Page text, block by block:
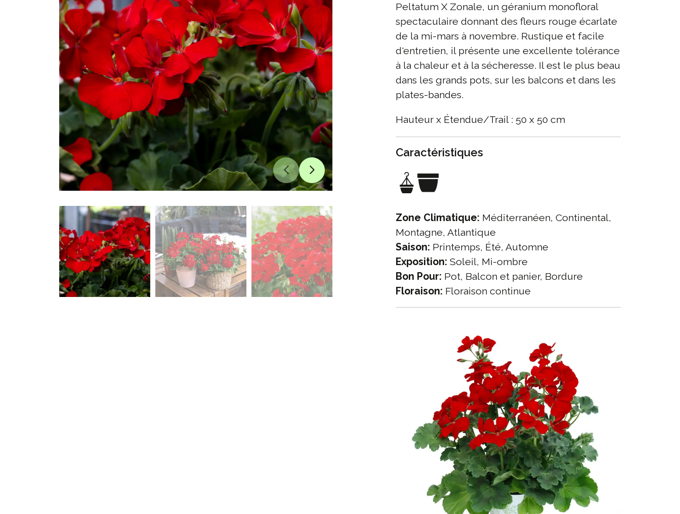
Peltatum X Zonale, un géranium monofloral
spectaculaire donnant des fleurs rouge écarlate
de la mi-mars à novembre. Rustique et facile
d'entretien, il présente une excellente tolérance
à la chaleur et à la sécheresse. Il est le plus beau
dans les grands pots, sur les balcons et dans les
plates-bandes.
Hauteur x Étendue/Trail : 50 x 50 cm
Caractéristiques
Zone Climatique: Méditerranéen, Continental,
Montagne, Atlantique
Saison: Printemps, Été, Automne
Exposition: Soleil, Mi-ombre
Bon Pour: Pot, Balcon et panier, Bordure
Floraison: Floraison continue